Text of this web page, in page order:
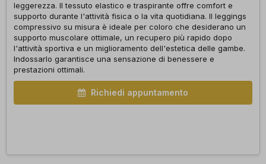
leggerezza. Il tessuto elastico e traspirante offre comfort e
supporto durante l'attività fisica o la vita quotidiana. Il leggings
compressivo su misura è ideale per coloro che desiderano un
supporto muscolare ottimale, un recupero più rapido dopo
l'attività sportiva e un miglioramento dell'estetica delle gambe.
Indossarlo garantisce una sensazione di benessere e
prestazioni ottimali.
Richiedi appuntamento